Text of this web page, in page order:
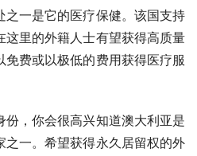
之一是它的医疗保健。该国支持
这里的外籍人士有望获得高质量
费或以极低的费用获得医疗服
，你会很高兴知道澳大利亚是
之一。希望获得永久居留权的外